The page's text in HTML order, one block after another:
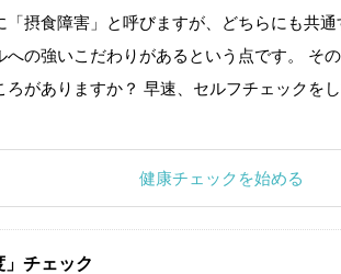
摂食障害」と呼びますが、どちらにも共
の強いこだわりがあるという点です。 そ
がありますか？ 早速、セルフチェックをし
健康チェックを始める
チェック